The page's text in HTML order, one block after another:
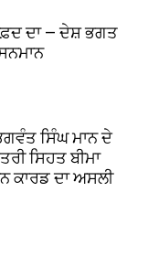
ਦਾ — ਦੇਸ਼ ਭਗਤ
ਸਿੰਘ ਮਾਨ ਦੇ
ਸਿਹਤ ਬੀਮਾ
ਕਾਰਡ ਦਾ ਅਸਲੀ